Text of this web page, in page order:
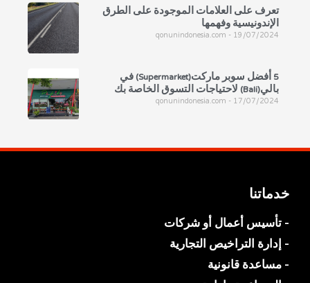
تعرف على العلامات الموجودة على الطرق
الإندونيسية وفهمها
qonunindonesia.com 19/07/2024
5 أفضل سوبر ماركت(Supermarket) في
بالي(Bali) لاحتياجات التسوق الخاصة بك
qonunindonesia.com 17/07/2024
خدماتنا
- تأسيس أعمال أو شركات
- إدارة التراخيص التجارية
- مساعدة قانونية